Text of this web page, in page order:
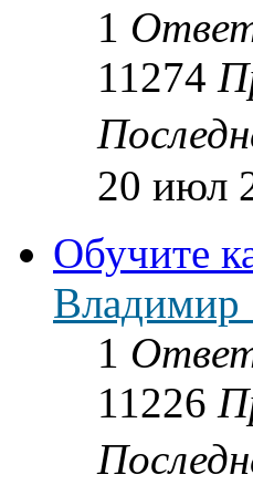
1
11274
20 июл
Обучите
1
11226